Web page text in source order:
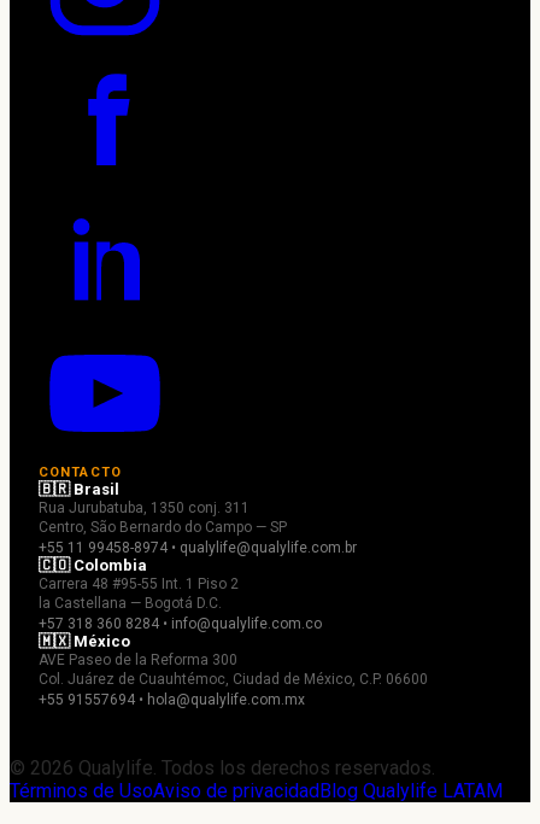
CONTACTO
🇧🇷 Brasil
Rua Jurubatuba, 1350 conj. 311
Centro, São Bernardo do Campo — SP
+55 11 99458-8974 • qualylife@qualylife.com.br
🇨🇴 Colombia
Carrera 48 #95-55 Int. 1 Piso 2
la Castellana — Bogotá D.C.
+57 318 360 8284 • info@qualylife.com.co
🇲🇽 México
AVE Paseo de la Reforma 300
Col. Juárez de Cuauhtémoc, Ciudad de México, C.P. 06600
+55 91557694 • hola@qualylife.com.mx
© 2026 Qualylife. Todos los derechos reservados.
Términos de UsoAviso de privacidad Blog Qualylife LATAM